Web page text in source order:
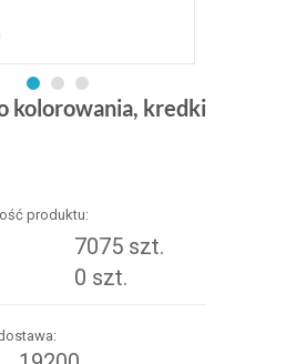
kolorowania, kredki
produktu:
7075 szt.
0 szt.